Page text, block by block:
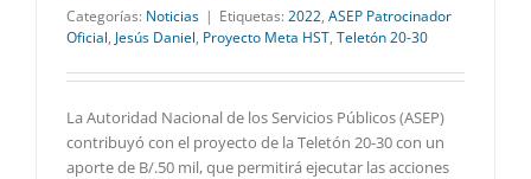
Categorías: Noticias | Etiquetas: 2022, ASEP Patrocinador
Oficial, Jesús Daniel, Proyecto Meta HST, Teletón 20-30
La Autoridad Nacional de los Servicios Públicos (ASEP)
contribuyó con el proyecto de la Teletón 20-30 con un
aporte de B/.50 mil, que permitirá ejecutar las acciones